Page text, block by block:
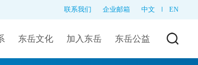
联系我们 企业邮箱 中文 EN
东岳文化 加入东岳 东岳公益